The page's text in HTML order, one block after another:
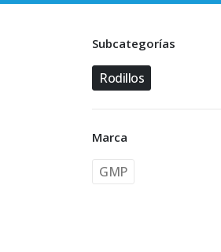
Subcategorías
Rodillos
Marca
GMP